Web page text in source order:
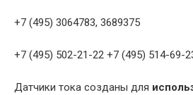
+7 (495) 3064783, 3689375
+7 (495) 502-21-22 +7 (495) 514-69-
Датчики тока созданы для